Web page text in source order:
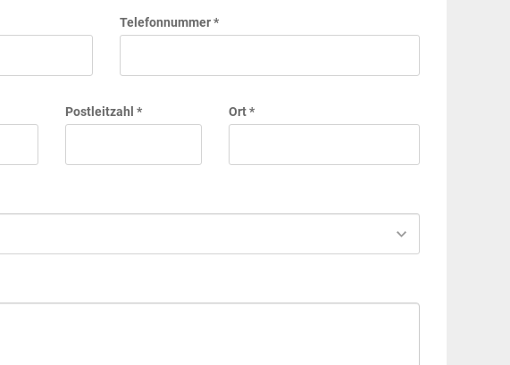
Telefonnummer *
Postleitzahl * Ort *